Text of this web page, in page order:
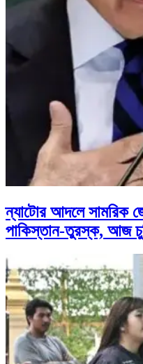
ন্যাটোর আদলে সামরিক
পাকিস্তান-তুরস্ক, আজ